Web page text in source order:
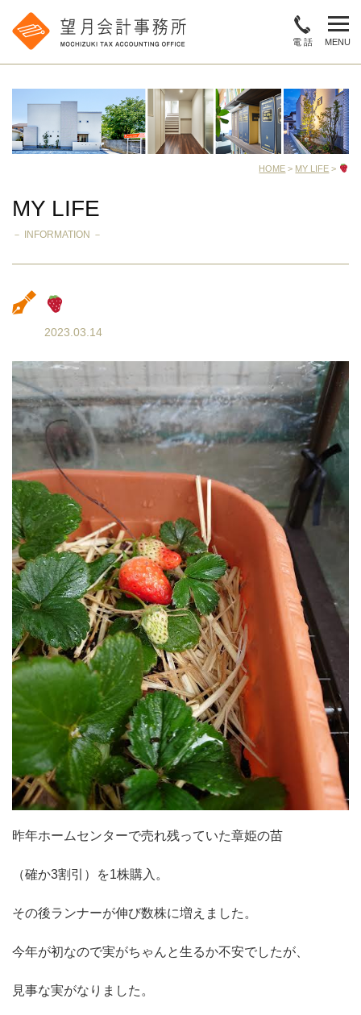
MENU
電 話
HOME > MY LIFE >
MY LIFE
－ INFORMATION －
2023.03.14
昨年ホームセンターで売れ残っていた章姫の苗
（確か3割引）を1株購入。
その後ランナーが伸び数株に増えました。
今年が初なので実がちゃんと生るか不安でしたが、
見事な実がなりました。